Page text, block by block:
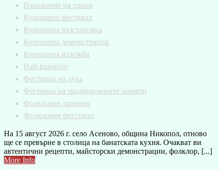
Изложение на храни
Кулинарен фестивал
Кулинарна възстановка
Кулинарна демонстрация
Кулинарна изложба
Най-важното
Фестивал на духа
Фестивал на традиционните занаяти
Фолклорен празник
Фолклорен фестивал
На 15 август 2026 г. село Асеново, община Никопол, отново
ще се превърне в столица на банатската кухня. Очакват ви
автентични рецепти, майсторски демонстрации, фолклор, [...]
More Info